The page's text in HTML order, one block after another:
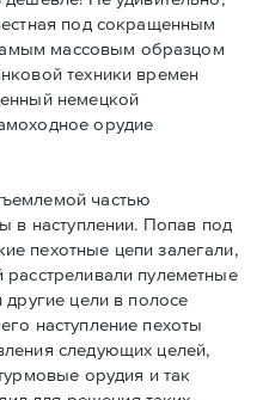
под сокращенным
массовым образцом
техники времен
немецкой
орудие
частью
в наступлении. Попав под
пехотные цепи залегали,
пулеметные
цели в полосе
наступление пехоты
следующих целей,
орудия и так